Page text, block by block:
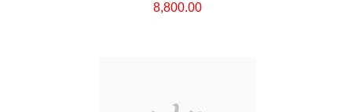
8,800.00